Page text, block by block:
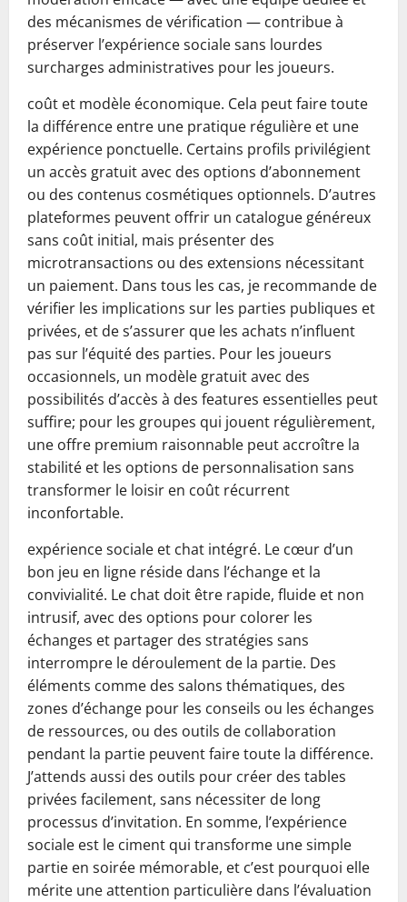
des mécanismes de vérification — contribue à
préserver l’expérience sociale sans lourdes
surcharges administratives pour les joueurs.
coût et modèle économique. Cela peut faire toute
la différence entre une pratique régulière et une
expérience ponctuelle. Certains profils privilégient
un accès gratuit avec des options d’abonnement
ou des contenus cosmétiques optionnels. D’autres
plateformes peuvent offrir un catalogue généreux
sans coût initial, mais présenter des
microtransactions ou des extensions nécessitant
un paiement. Dans tous les cas, je recommande de
vérifier les implications sur les parties publiques et
privées, et de s’assurer que les achats n’influent
pas sur l’équité des parties. Pour les joueurs
occasionnels, un modèle gratuit avec des
possibilités d’accès à des features essentielles peut
suffire; pour les groupes qui jouent régulièrement,
une offre premium raisonnable peut accroître la
stabilité et les options de personnalisation sans
transformer le loisir en coût récurrent
inconfortable.
expérience sociale et chat intégré. Le cœur d’un
bon jeu en ligne réside dans l’échange et la
convivialité. Le chat doit être rapide, fluide et non
intrusif, avec des options pour colorer les
échanges et partager des stratégies sans
interrompre le déroulement de la partie. Des
éléments comme des salons thématiques, des
zones d’échange pour les conseils ou les échanges
de ressources, ou des outils de collaboration
pendant la partie peuvent faire toute la différence.
J’attends aussi des outils pour créer des tables
privées facilement, sans nécessiter de long
processus d’invitation. En somme, l’expérience
sociale est le ciment qui transforme une simple
partie en soirée mémorable, et c’est pourquoi elle
mérite une attention particulière dans l’évaluation